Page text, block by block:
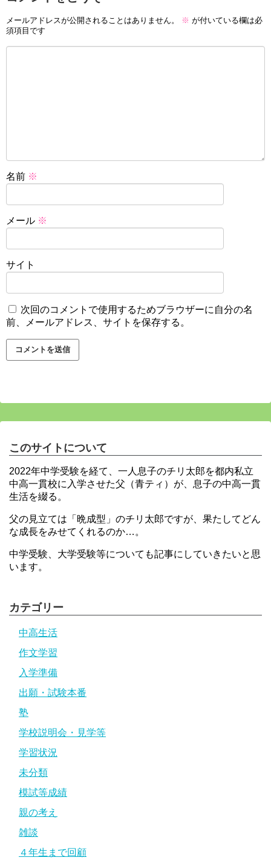
メールアドレスが公開されることはありません。 ※ が付いている欄は必
須項目です
名前 ※
メール ※
サイト
次回のコメントで使用するためブラウザーに自分の名
前、メールアドレス、サイトを保存する。
このサイトについて
2022年中学受験を経て、一人息子のチリ太郎を都内私立
中高一貫校に入学させた父（青ティ）が、息子の中高一貫
生活を綴る。
父の見立ては「晩成型」のチリ太郎ですが、果たしてどん
な成長をみせてくれるのか…。
中学受験、大学受験等についても記事にしていきたいと思
います。
カテゴリー
中高生活
作文学習
入学準備
出願・試験本番
塾
学校説明会・見学等
学習状況
未分類
模試等成績
親の考え
雑談
４年生まで回顧